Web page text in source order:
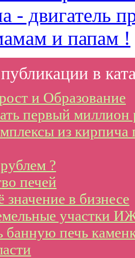
- двигатель
и папам !
в
и Образование
первый миллион
из
?
печей
значение в бизнесе
участки
банную печь